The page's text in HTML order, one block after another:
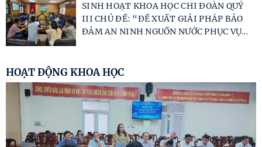
SINH HOẠT KHOA HỌC CHI ĐOÀN QUÝ
III CHỦ ĐỀ: “ĐỀ XUẤT GIẢI PHÁP BẢO
ĐẢM AN NINH NGUỒN NƯỚC PHỤC VỤ…
HOẠT ĐỘNG KHOA HỌC